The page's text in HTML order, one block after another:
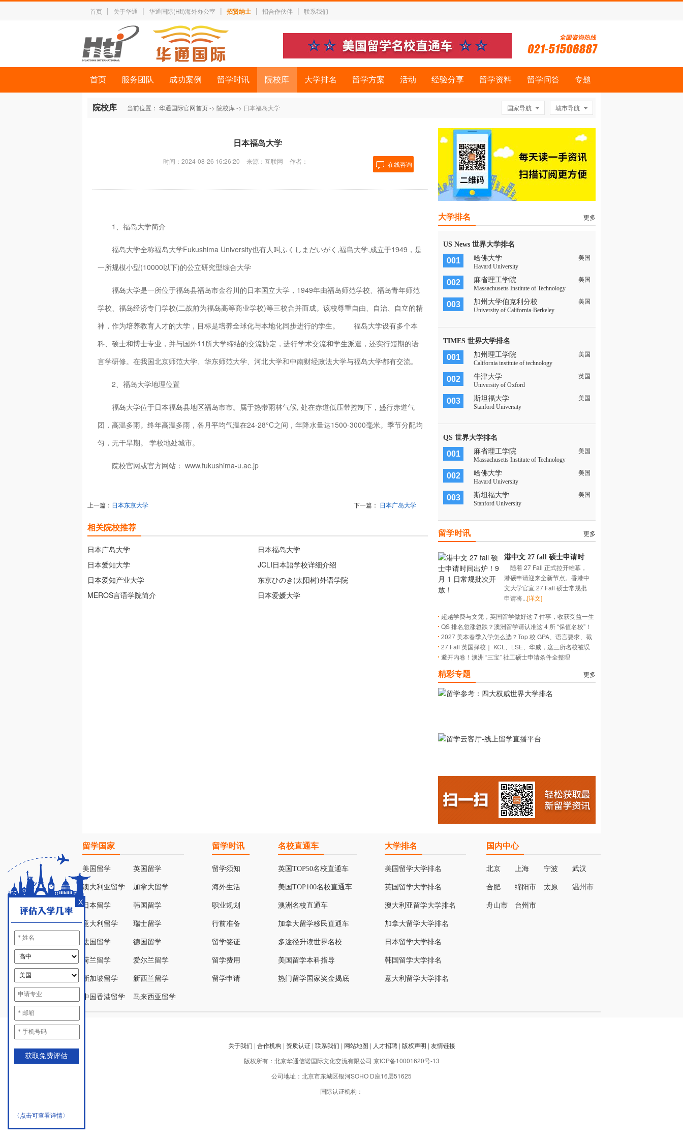
首页 | 关于华通 | 华通国际(Hti)海外办公室 | 招贤纳士 | 招合作伙伴 | 联系我们
首页 服务团队 成功案例 留学时讯 院校库 大学排名 留学方案 活动 经验分享 留学资料 留学问答 专题
院校库 国家导航 城市导航
当前位置： 华通国际官网首页-> 院校库-> 日本福岛大学
日本福岛大学
在线咨询
时间：2024-08-26 16:26:20 来源：互联网 作者：
1、福岛大学简介
福岛大学全称福岛大学Fukushima University也有人叫ふくしまだいがく,福島大学,成立于1949，是
一所规模小型(10000以下)的公立研究型综合大学
福岛大学是一所位于福岛县福岛市金谷川的日本国立大学，1949年由福岛师范学校、福岛青年师范
学校、福岛经济专门学校(二战前为福岛高等商业学校)等三校合并而成。该校尊重自由、自治、自立的精
神，作为培养教育人才的大学，目标是培养全球化与本地化同步进行的学生。 福岛大学设有多个本
科、硕士和博士专业，并与国外11所大学缔结的交流协定，进行学术交流和学生派遣，还实行短期的语
言学研修。在我国北京师范大学、华东师范大学、河北大学和中南财经政法大学与福岛大学都有交流。
2、福岛大学地理位置
福岛大学位于日本福岛县地区福岛市市。属于热带雨林气候, 处在赤道低压带控制下，盛行赤道气
团，高温多雨。终年高温多雨，各月平均气温在24-28°C之间，年降水量达1500-3000毫米。季节分配均
匀，无干旱期。 学校地处城市。
院校官网或官方网站： www.fukushima-u.ac.jp
上一篇： 日本东京大学 下一篇： 日本广岛大学
相关院校推荐
日本广岛大学
日本福岛大学
日本爱知大学
JCLI日本語学校详细介绍
日本爱知产业大学
东京ひのき(太阳树)外语学院
MEROS言语学院简介
日本爱媛大学
大学排名 更多
US News 世界大学排名
001 哈佛大学
美国
Havard University
002 麻省理工学院
美国
Massachusetts Institute of Technology
003 加州大学伯克利分校
美国
University of California-Berkeley
TIMES 世界大学排名
001 加州理工学院
美国
California institute of technology
002 牛津大学
英国
University of Oxford
003 斯坦福大学
美国
Stanford University
QS 世界大学排名
001 麻省理工学院
美国
Massachusetts Institute of Technology
002 哈佛大学
美国
Havard University
003 斯坦福大学
美国
Stanford University
留学时讯 更多
港中文 27 fall 硕士申请时
间出炉！9 月 1 日常规批次
开放！
随着 27 Fall 正式拉开帷幕，
港硕申请迎来全新节点。香港中
文大学官宣 27 Fall 硕士常规批
申请将...[详文]
超越学费与文凭，英国留学做好这 7 件事，收获受益一生
的成长~
QS 排名忽涨忽跌？澳洲留学请认准这 4 所 “保值名校”！
2027 美本春季入学怎么选？Top 校 GPA、语言要求、截
止日期大盘点
27 Fall 英国择校｜ KCL、LSE、华威，这三所名校被误
解有多深？
避开内卷！澳洲 “三宝” 社工硕士申请条件全整理
精彩专题
更多
〈点击可查看详情〉
X
留学国家
美国留学 英国留学
澳大利亚留学 加拿大留学
日本留学 韩国留学
意大利留学 瑞士留学
法国留学 德国留学
荷兰留学 爱尔兰留学
新加坡留学 新西兰留学
中国香港留学 马来西亚留学
留学时讯
留学须知
海外生活
职业规划
行前准备
留学签证
留学费用
留学申请
名校直通车
英国TOP50名校直通车
美国TOP100名校直通车
澳洲名校直通车
加拿大留学移民直通车
多途径升读世界名校
美国留学本科指导
热门留学国家奖金揭底
大学排名
美国留学大学排名
英国留学大学排名
澳大利亚留学大学排名
加拿大留学大学排名
日本留学大学排名
韩国留学大学排名
意大利留学大学排名
国内中心
北京 上海 宁波 武汉
合肥 绵阳市 太原 温州市
舟山市 台州市
关于我们 | 合作机构 | 资质认证| 联系我们 | 网站地图 | 人才招聘| 版权声明 | 友情链接
版权所有：北京华通信诺国际文化交流有限公司 京ICP备10001620号-13
公司地址：北京市东城区银河SOHO D座16层51625
国际认证机构：